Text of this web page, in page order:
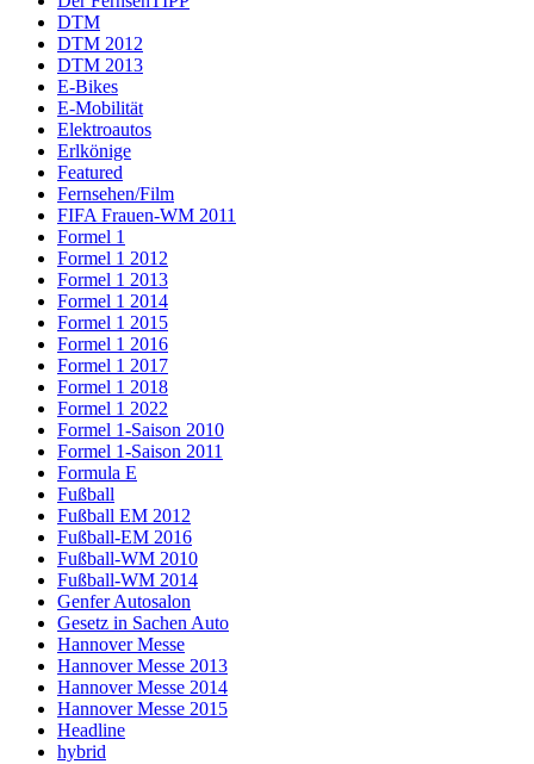
DTM
DTM 2012
DTM 2013
E-Bikes
E-Mobilität
Elektroautos
Erlkönige
Featured
Fernsehen/Film
FIFA Frauen-WM 2011
Formel 1
Formel 1 2012
Formel 1 2013
Formel 1 2014
Formel 1 2015
Formel 1 2016
Formel 1 2017
Formel 1 2018
Formel 1 2022
Formel 1-Saison 2010
Formel 1-Saison 2011
Formula E
Fußball
Fußball EM 2012
Fußball-EM 2016
Fußball-WM 2010
Fußball-WM 2014
Genfer Autosalon
Gesetz in Sachen Auto
Hannover Messe
Hannover Messe 2013
Hannover Messe 2014
Hannover Messe 2015
Headline
hybrid